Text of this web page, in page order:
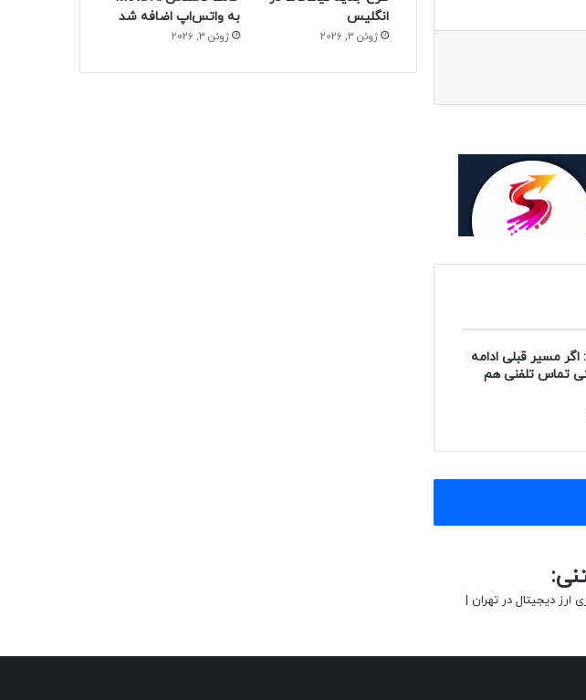
مسیر قبلی ادامه
تماس تلفنی هم
انگلیس
ژوئن 3, 2026
به واتس‌اپ اضافه شد
ژوئن 3, 2026
دیجیتال در تهران |